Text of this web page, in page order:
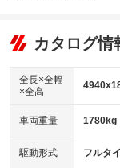
リフトアップ
：装備なし
：装備なし
パワーウィンドウ
アイドリングストッ
：装備あり
USB入力端子
：装備なし
ビジュアル
：装備なし
：装備あり
革シート
キーレス
HID(キセノンライ
：装備なし
カタログ情
全長×全幅
×全高
車両重量 1780kg
駆動形式 フルタ